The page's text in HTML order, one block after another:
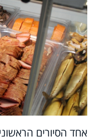
אחד הסיורים